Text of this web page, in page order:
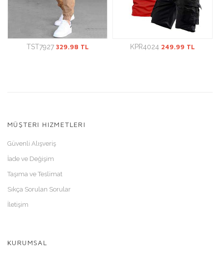
TST7927 329.98 TL KPR4024 249.99 TL
MÜŞTERI HIZMETLERI
Güvenli Alışveriş
İade ve Değişim
Taşıma ve Teslimat
Sıkça Sorulan Sorular
İletişim
KURUMSAL